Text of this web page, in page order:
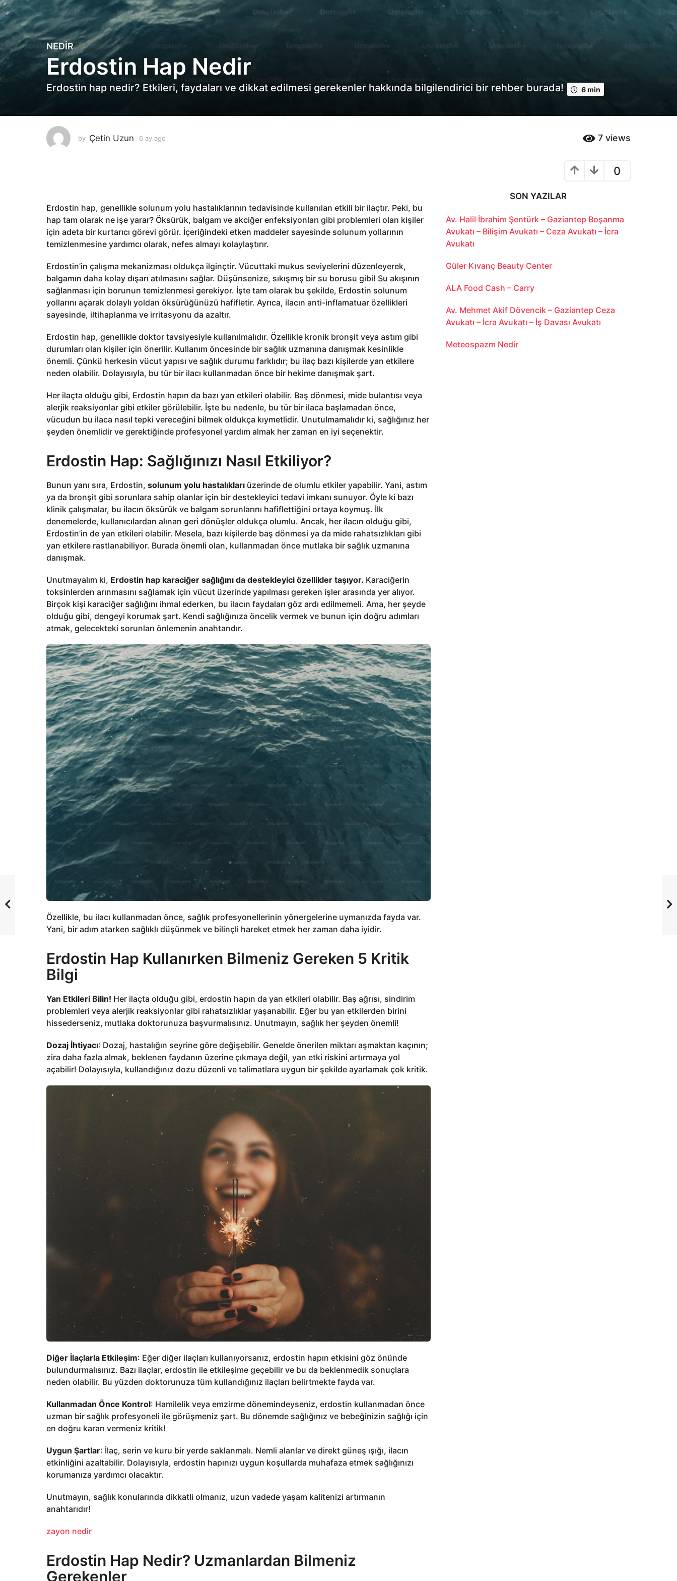
6
a
a
g
6
a
y
NEDIR
Erdostin Hap Nedir
Erdostin hap nedir? Etkileri, faydaları ve dikkat edilmesi gerekenler hakkında bilgilendirici bir rehber burada! 6 min
by Çetin Uzun 6 ay ago 7 views
0
Erdostin hap, genellikle solunum yolu hastalıklarının tedavisinde kullanılan etkili bir ilaçtır. Peki, bu
hap tam olarak ne işe yarar? Öksürük, balgam ve akciğer enfeksiyonları gibi problemleri olan kişiler
için adeta bir kurtarıcı görevi görür. İçeriğindeki etken maddeler sayesinde solunum yollarının
temizlenmesine yardımcı olarak, nefes almayı kolaylaştırır.
Erdostin’in çalışma mekanizması oldukça ilginçtir. Vücuttaki mukus seviyelerini düzenleyerek,
balgamın daha kolay dışarı atılmasını sağlar. Düşünsenize, sıkışmış bir su borusu gibi! Su akışının
sağlanması için borunun temizlenmesi gerekiyor. İşte tam olarak bu şekilde, Erdostin solunum
yollarını açarak dolaylı yoldan öksürüğünüzü hafifletir. Ayrıca, ilacın anti-inflamatuar özellikleri
sayesinde, iltihaplanma ve irritasyonu da azaltır.
Erdostin hap, genellikle doktor tavsiyesiyle kullanılmalıdır. Özellikle kronik bronşit veya astım gibi
durumları olan kişiler için önerilir. Kullanım öncesinde bir sağlık uzmanına danışmak kesinlikle
önemli. Çünkü herkesin vücut yapısı ve sağlık durumu farklıdır; bu ilaç bazı kişilerde yan etkilere
neden olabilir. Dolayısıyla, bu tür bir ilacı kullanmadan önce bir hekime danışmak şart.
Her ilaçta olduğu gibi, Erdostin hapın da bazı yan etkileri olabilir. Baş dönmesi, mide bulantısı veya
alerjik reaksiyonlar gibi etkiler görülebilir. İşte bu nedenle, bu tür bir ilaca başlamadan önce,
vücudun bu ilaca nasıl tepki vereceğini bilmek oldukça kıymetlidir. Unutulmamalıdır ki, sağlığınız her
şeyden önemlidir ve gerektiğinde profesyonel yardım almak her zaman en iyi seçenektir.
Erdostin Hap: Sağlığınızı Nasıl Etkiliyor?
Bunun yanı sıra, Erdostin, solunum yolu hastalıkları üzerinde de olumlu etkiler yapabilir. Yani, astım
ya da bronşit gibi sorunlara sahip olanlar için bir destekleyici tedavi imkanı sunuyor. Öyle ki bazı
klinik çalışmalar, bu ilacın öksürük ve balgam sorunlarını hafiflettiğini ortaya koymuş. İlk
denemelerde, kullanıcılardan alınan geri dönüşler oldukça olumlu. Ancak, her ilacın olduğu gibi,
Erdostin’in de yan etkileri olabilir. Mesela, bazı kişilerde baş dönmesi ya da mide rahatsızlıkları gibi
yan etkilere rastlanabiliyor. Burada önemli olan, kullanmadan önce mutlaka bir sağlık uzmanına
danışmak.
Unutmayalım ki, Erdostin hap karaciğer sağlığını da destekleyici özellikler taşıyor. Karaciğerin
toksinlerden arınmasını sağlamak için vücut üzerinde yapılması gereken işler arasında yer alıyor.
Birçok kişi karaciğer sağlığını ihmal ederken, bu ilacın faydaları göz ardı edilmemeli. Ama, her şeyde
olduğu gibi, dengeyi korumak şart. Kendi sağlığınıza öncelik vermek ve bunun için doğru adımları
atmak, gelecekteki sorunları önlemenin anahtarıdır.
Özellikle, bu ilacı kullanmadan önce, sağlık profesyonellerinin yönergelerine uymanızda fayda var.
Yani, bir adım atarken sağlıklı düşünmek ve bilinçli hareket etmek her zaman daha iyidir.
Erdostin Hap Kullanırken Bilmeniz Gereken 5 Kritik
Bilgi
Yan Etkileri Bilin! Her ilaçta olduğu gibi, erdostin hapın da yan etkileri olabilir. Baş ağrısı, sindirim
problemleri veya alerjik reaksiyonlar gibi rahatsızlıklar yaşanabilir. Eğer bu yan etkilerden birini
hissederseniz, mutlaka doktorunuza başvurmalısınız. Unutmayın, sağlık her şeyden önemli!
Dozaj İhtiyacı: Dozaj, hastalığın seyrine göre değişebilir. Genelde önerilen miktarı aşmaktan kaçının;
zira daha fazla almak, beklenen faydanın üzerine çıkmaya değil, yan etki riskini artırmaya yol
açabilir! Dolayısıyla, kullandığınız dozu düzenli ve talimatlara uygun bir şekilde ayarlamak çok kritik.
Diğer İlaçlarla Etkileşim: Eğer diğer ilaçları kullanıyorsanız, erdostin hapın etkisini göz önünde
bulundurmalısınız. Bazı ilaçlar, erdostin ile etkileşime geçebilir ve bu da beklenmedik sonuçlara
neden olabilir. Bu yüzden doktorunuza tüm kullandığınız ilaçları belirtmekte fayda var.
Kullanmadan Önce Kontrol: Hamilelik veya emzirme dönemindeyseniz, erdostin kullanmadan önce
uzman bir sağlık profesyoneli ile görüşmeniz şart. Bu dönemde sağlığınız ve bebeğinizin sağlığı için
en doğru kararı vermeniz kritik!
Uygun Şartlar: İlaç, serin ve kuru bir yerde saklanmalı. Nemli alanlar ve direkt güneş ışığı, ilacın
etkinliğini azaltabilir. Dolayısıyla, erdostin hapınızı uygun koşullarda muhafaza etmek sağlığınızı
korumanıza yardımcı olacaktır.
Unutmayın, sağlık konularında dikkatli olmanız, uzun vadede yaşam kalitenizi artırmanın
anahtarıdır!
zayon nedir
Erdostin Hap Nedir? Uzmanlardan Bilmeniz
Gerekenler
SON YAZILAR
Av. Halil İbrahim Şentürk – Gaziantep Boşanma
Avukatı – Bilişim Avukatı – Ceza Avukatı – İcra
Avukatı
Güler Kıvanç Beauty Center
ALA Food Cash – Carry
Av. Mehmet Akif Dövencik – Gaziantep Ceza
Avukatı – İcra Avukatı – İş Davası Avukatı
Meteospazm Nedir